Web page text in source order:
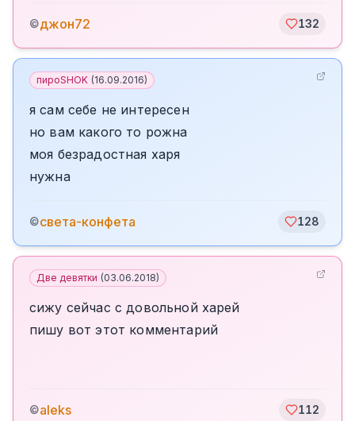
©джон72 132
пироSHOK (16.09.2016)
я сам себе не интересен
но вам какого то рожна
моя безрадостная харя
нужна
©света-конфета 128
Две девятки (03.06.2018)
сижу сейчас с довольной харей
пишу вот этот комментарий
©aleks 112